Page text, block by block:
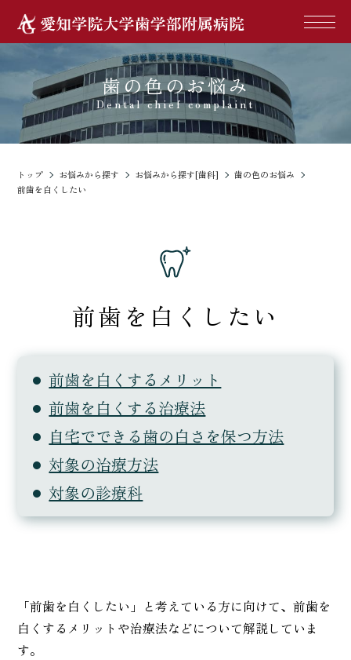
歯の色のお悩み
Dental chief complaint
トップ お悩みから探す お悩みから探す[歯科]
歯の色のお悩み
前歯を白くしたい
前歯を白くしたい
前歯を白くするメリット
前歯を白くする治療法
自宅でできる歯の白さを保つ方法
対象の治療方法
対象の診療科
「前歯を白くしたい」と考えている方に向けて、前歯を
白くするメリットや治療法などについて解説していま
す。